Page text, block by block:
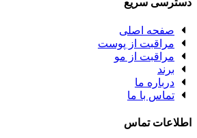
دسترسی سریع
صفحه اصلی
مراقبت از پوست
مراقبت از مو
برند
درباره ما
تماس با ما
اطلاعات تماس